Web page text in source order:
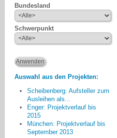
Bundesland
Schwerpunkt
Auswahl aus den Projekten:
Scheibenberg: Aufsteller zum
Ausleihen als...
Enger: Projektverlauf bis
2015
München: Projektverlauf bis
September 2013
Endlich wird nicht nur über
Demenz und demographischen